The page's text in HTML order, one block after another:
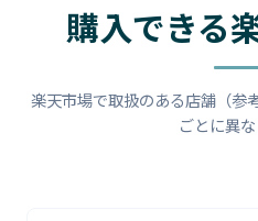
購入できる
楽天市場で取扱のある店舗（参
ごとに異な